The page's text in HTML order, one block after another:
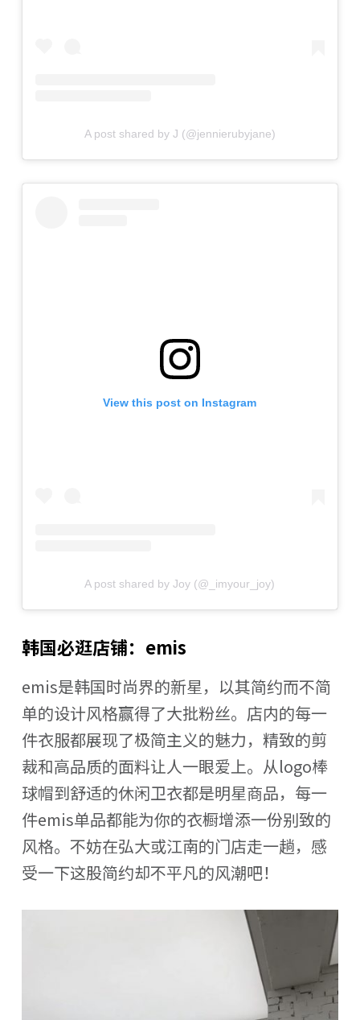
A post shared by J (@jennierubyjane)
View this post on Instagram
A post shared by Joy (@_imyour_joy)
韩国必逛店铺：emis
emis是韩国时尚界的新星，以其简约而不简
单的设计风格赢得了大批粉丝。店内的每一
件衣服都展现了极简主义的魅力，精致的剪
裁和高品质的面料让人一眼爱上。从logo棒
球帽到舒适的休闲卫衣都是明星商品，每一
件emis单品都能为你的衣橱增添一份别致的
风格。不妨在弘大或江南的门店走一趟，感
受一下这股简约却不平凡的风潮吧！